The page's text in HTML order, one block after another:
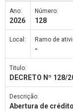
Ano:
2026
Número:
128
Local: Ramo de
-
Titulo:
DECRETO Nº 128/
Descrição:
Abertura de